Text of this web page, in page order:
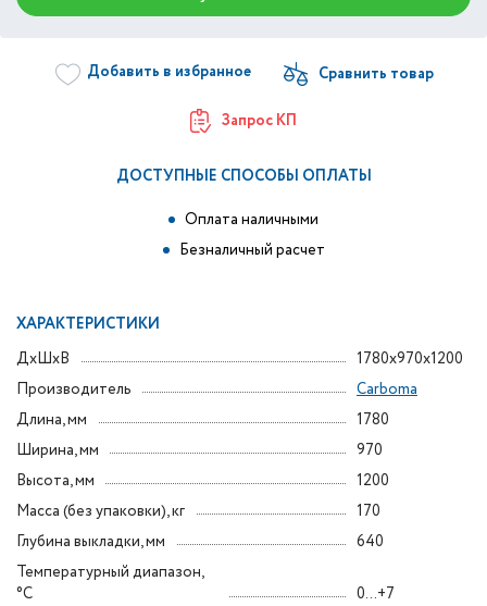
Добавить в избранное
Запрос КП
ДОСТУПНЫЕ СПОСОБЫ ОПЛАТЫ
Оплата наличными
Безналичный расчет
ХАРАКТЕРИСТИКИ
ДxШxВ
1780x970x1200
Производитель
Carboma
Длина, мм
1780
Ширина, мм
970
Высота, мм
1200
Масса (без упаковки), кг
170
Глубина выкладки, мм
640
Температурный диапазон,
°C
0...+7